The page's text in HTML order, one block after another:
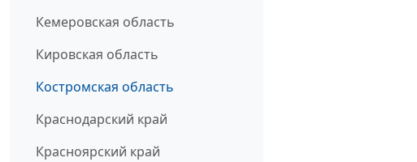
Кемеровская область
Кировская область
Костромская область
Краснодарский край
Красноярский край